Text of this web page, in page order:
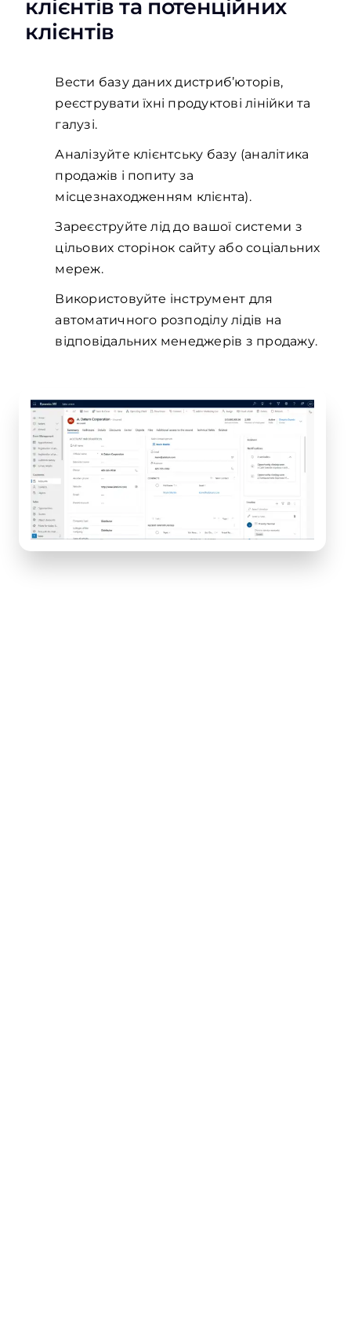
клієнтів та потенційних
клієнтів
Вести базу даних дистриб’юторів,
реєструвати їхні продуктові лінійки та
галузі.
Аналізуйте клієнтську базу (аналітика
продажів і попиту за
місцезнаходженням клієнта).
Зареєструйте лід до вашої системи з
цільових сторінок сайту або соціальних
мереж.
Використовуйте інструмент для
автоматичного розподілу лідів на
відповідальних менеджерів з продажу.